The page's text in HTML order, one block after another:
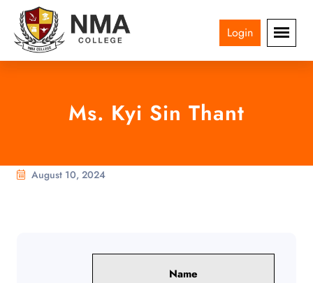
Login
Ms. Kyi Sin Thant
August 10, 2024
Name